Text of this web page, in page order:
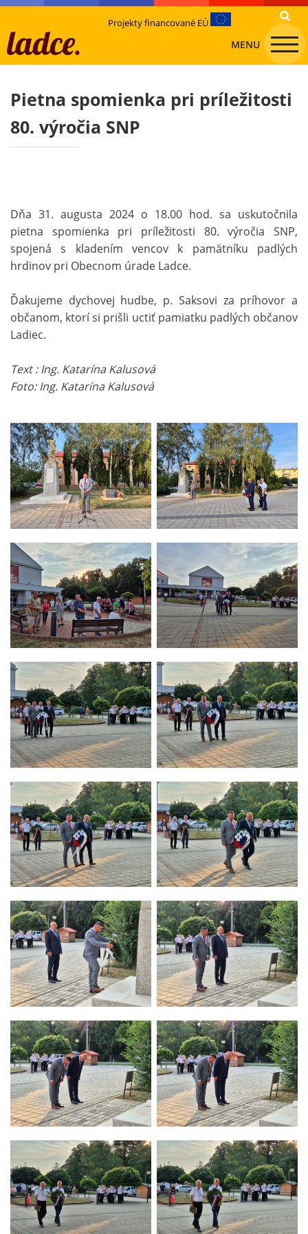
Projekty financované EÚ
MENU
Pietna spomienka pri príležitosti
80. výročia SNP
Dňa 31. augusta 2024 o 18.00 hod. sa uskutočnila
pietna spomienka pri príležitosti 80. výročia SNP,
spojená s kladením vencov k pamätníku padlých
hrdinov pri Obecnom úrade Ladce.
Ďakujeme dychovej hudbe, p. Saksovi za príhovor a
občanom, ktorí si prišli uctiť pamiatku padlých občanov
Ladiec.
Text : Ing. Katarína Kalusová
Foto: Ing. Katarína Kalusová